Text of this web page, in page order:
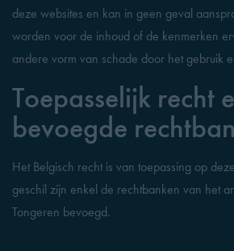
deze websites en kan in geen geval
worden voor de inhoud of de kenmerken
andere vorm van schade door het gebruik
Toepasselijk recht
bevoegde
Het Belgisch recht is van toepassing op
geschil zijn enkel de rechtbanken van het
Tongeren bevoegd.